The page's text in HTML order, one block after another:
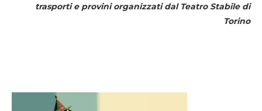
trasporti e provini organizzati dal Teatro Stabile di
Torino